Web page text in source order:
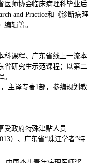
医师协会临床病理科毕业后
and Practice和《诊断病理
辑等。
科课程、广东省线上一流本
省研究生示范课程；以第二
主译专著1部，参编规划教
受政府特殊津贴人员
）、广东省“珠江学者”特